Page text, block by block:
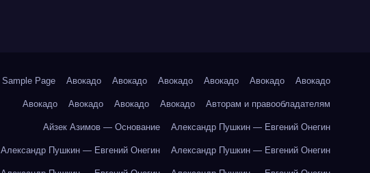
Sample Page Авокадо Авокадо Авокадо Авокадо Авокадо Авокадо
Авокадо Авокадо Авокадо Авокадо Авторам и правообладателям
Айзек Азимов — Основание Александр Пушкин — Евгений Онегин
Александр Пушкин — Евгений Онегин Александр Пушкин — Евгений Онегин